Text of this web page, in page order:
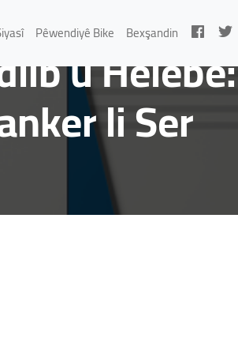
Pêwendiyê Bike Bexşandin
a Sûriyê
û Helebê:
li Ser